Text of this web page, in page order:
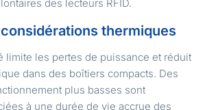
des lecteurs RFID.
thermiques
limite les pertes de puissance et réduit
dans des boîtiers compacts. Des
plus basses sont
à une durée de vie accrue des